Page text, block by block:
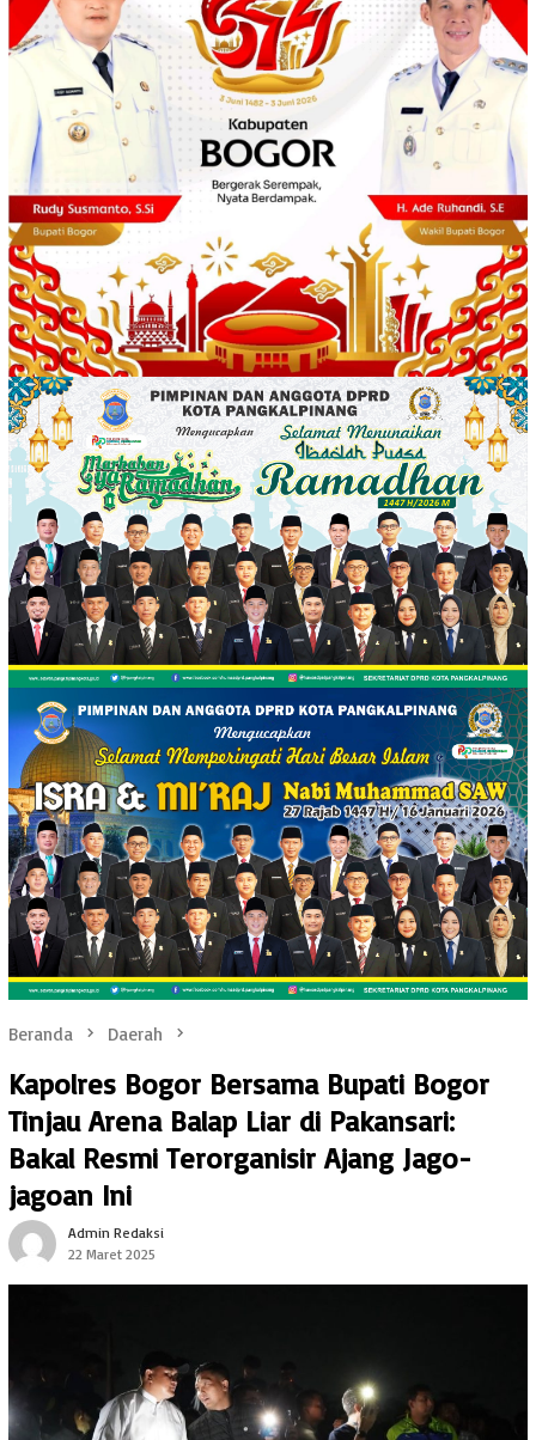
Beranda Daerah
Kapolres Bogor Bersama Bupati Bogor
Tinjau Arena Balap Liar di Pakansari:
Bakal Resmi Terorganisir Ajang Jago-
jagoan Ini
Admin Redaksi
22 Maret 2025